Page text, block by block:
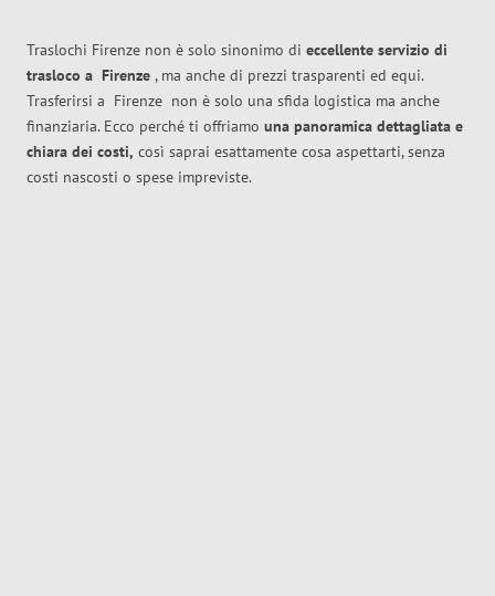
Traslochi Firenze non è solo sinonimo di eccellente servizio di
trasloco a Firenze , ma anche di prezzi trasparenti ed equi.
Trasferirsi a Firenze non è solo una sfida logistica ma anche
finanziaria. Ecco perché ti offriamo una panoramica dettagliata e
chiara dei costi, così saprai esattamente cosa aspettarti, senza
costi nascosti o spese impreviste.